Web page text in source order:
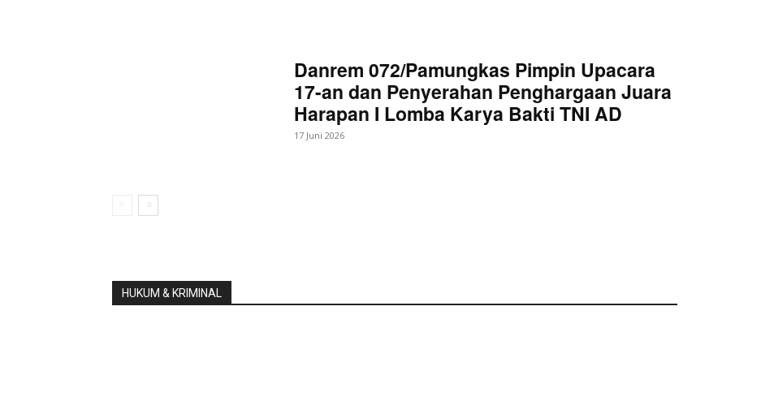
Danrem 072/Pamungkas Pimpin Upacara
17-an dan Penyerahan Penghargaan Juara
Harapan I Lomba Karya Bakti TNI AD
17 Juni 2026
HUKUM & KRIMINAL